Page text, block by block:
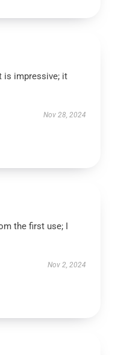
is impressive; it
Nov 28, 2024
the first use; I
Nov 2, 2024